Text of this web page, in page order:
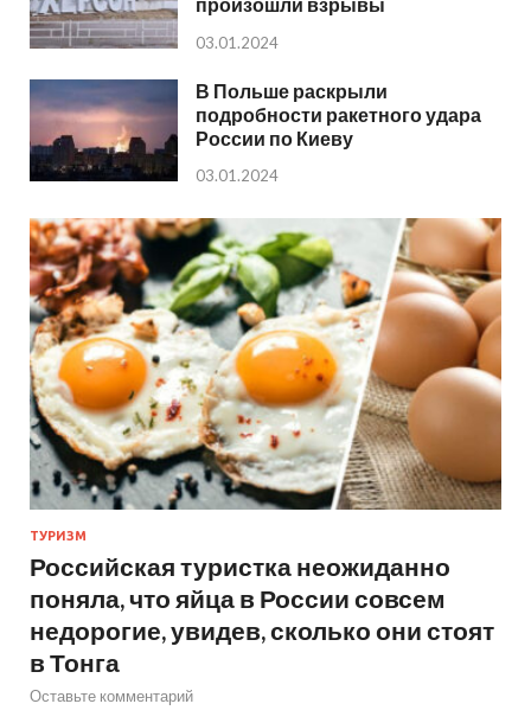
произошли взрывы
03.01.2024
В Польше раскрыли
подробности ракетного удара
России по Киеву
03.01.2024
ТУРИЗМ
Российская туристка неожиданно
поняла, что яйца в России совсем
недорогие, увидев, сколько они стоят
в Тонга
Оставьте комментарий